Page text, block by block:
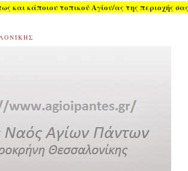
και κάποιου τοπικού Αγίου/ας της περιοχής σας